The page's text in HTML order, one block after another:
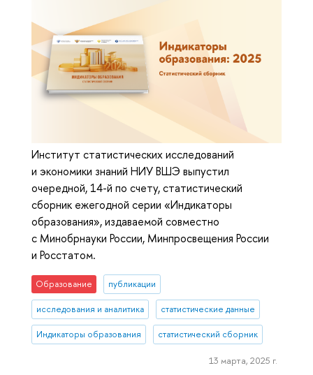
Институт статистических исследований
и экономики знаний НИУ ВШЭ выпустил
очередной, 14-й по счету, статистический
сборник ежегодной серии «Индикаторы
образования», издаваемой совместно
с Минобрнауки России, Минпросвещения России
и Росстатом.
Образование публикации
исследования и аналитика статистические данные
Индикаторы образования статистический сборник
13 марта, 2025 г.